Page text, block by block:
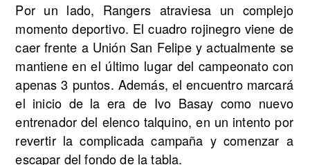
Por un lado, Rangers atraviesa un complejo
momento deportivo. El cuadro rojinegro viene de
caer frente a Unión San Felipe y actualmente se
mantiene en el último lugar del campeonato con
apenas 3 puntos. Además, el encuentro marcará
el inicio de la era de Ivo Basay como nuevo
entrenador del elenco talquino, en un intento por
revertir la complicada campaña y comenzar a
escapar del fondo de la tabla.